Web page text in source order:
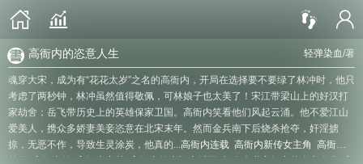
轻弹染血/著
高衙内的恣意人生
魂穿大宋，成为有“花花太岁”之名的高衙内，开局在选择要不要绿了林冲时，他只
考虑了两秒钟，林冲虽然值得敬佩，可林娘子也太美了！宋江带梁山上的好汉打
家劫舍；岳飞带历史上的英雄保家卫国。高衙内笑看他们风起云涌。他不爱江山
爱美人，携众多娇妻美妾恣意在北宋末年。然而金兵南下后烧杀抢夺，奸淫掳
掠，无恶不作，导致生灵涂炭，他真的...高衙内连载 高衙内新传女主角 高衙内